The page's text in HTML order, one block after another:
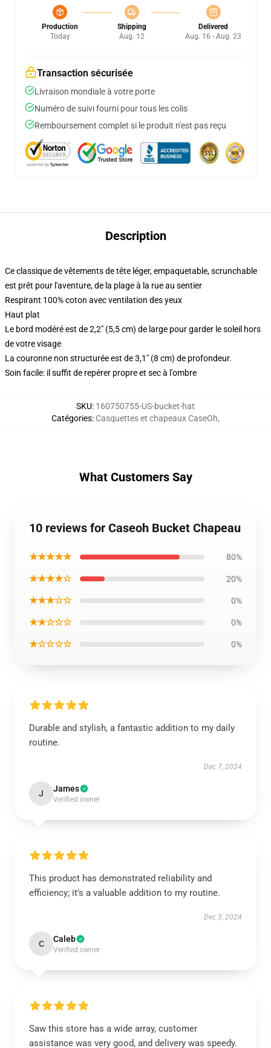
Production
Today
Shipping
Aug. 12
Delivered
Aug. 16 - Aug. 23
Transaction sécurisée
Livraison mondiale à votre porte
Numéro de suivi fourni pour tous les colis
Remboursement complet si le produit n'est pas reçu
Description
Ce classique de vêtements de tête léger, empaquetable, scrunchable
est prêt pour l'aventure, de la plage à la rue au sentier
Respirant 100% coton avec ventilation des yeux
Haut plat
Le bord modéré est de 2,2" (5,5 cm) de large pour garder le soleil hors
de votre visage
La couronne non structurée est de 3,1" (8 cm) de profondeur.
Soin facile: il suffit de repérer propre et sec à l'ombre
SKU: 160750755-US-bucket-hat
Catégories: Casquettes et chapeaux CaseOh,
What Customers Say
10 reviews for Caseoh Bucket Chapeau
★★★★★ 80%
★★★★☆ 20%
★★★☆☆ 0%
★★☆☆☆ 0%
★☆☆☆☆ 0%
Durable and stylish, a fantastic addition to my daily
routine.
Dec 7, 2024
J James
Verified owner
This product has demonstrated reliability and
efficiency; it’s a valuable addition to my routine.
Dec 3, 2024
C Caleb
Verified owner
Saw this store has a wide array, customer
assistance was very good, and delivery was speedy.